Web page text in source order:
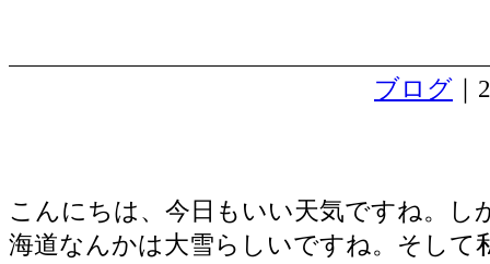
ブログ
こんにちは、今日もいい天気ですね。し
海道なんかは大雪らしいですね。そして